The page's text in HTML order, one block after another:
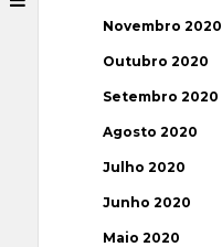
Novembro 2020
Outubro 2020
Setembro 2020
Agosto 2020
Julho 2020
Junho 2020
Maio 2020